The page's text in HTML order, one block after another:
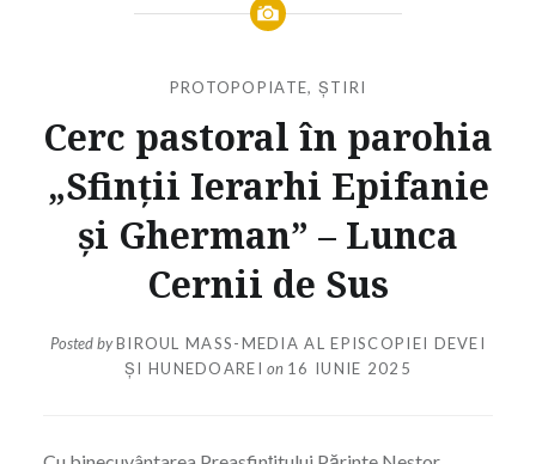
PROTOPOPIATE, ȘTIRI
Cerc pastoral în parohia
„Sfinții Ierarhi Epifanie
și Gherman” – Lunca
Cernii de Sus
Posted byBIROUL MASS-MEDIA AL EPISCOPIEI DEVEI
ȘI HUNEDOAREI on 16 IUNIE 2025